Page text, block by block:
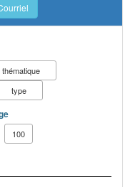
thématique
type
100